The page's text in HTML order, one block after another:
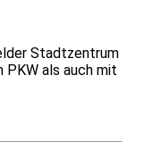
Stadtzentrum
PKW als auch mit